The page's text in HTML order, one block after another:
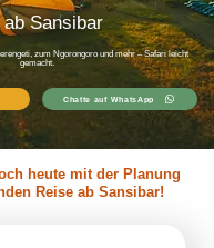
Sansibar
zum Ngorongoro und mehr – Safari leicht
gemacht.
Chatte auf WhatsApp
heute mit der Planung
Reise ab Sansibar!